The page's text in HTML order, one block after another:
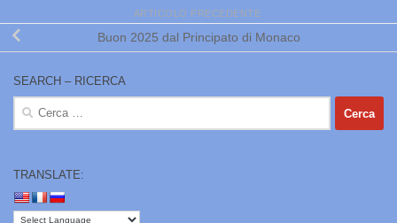
ARTICOLO PRECEDENTE
Buon 2025 dal Principato di Monaco
SEARCH – RICERCA
Ricerca
TRANSLATE: